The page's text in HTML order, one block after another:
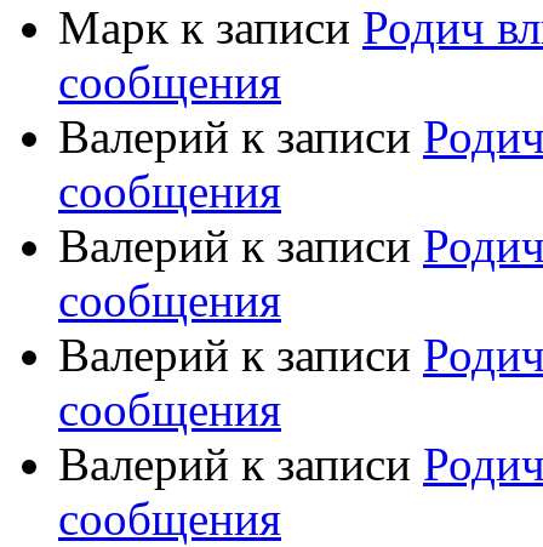
Марк к записи Родич
сообщения
Валерий к записи
сообщения
Валерий к записи
сообщения
Валерий к записи
сообщения
Валерий к записи
сообщения